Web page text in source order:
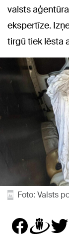
valsts
ekspertīze.
tirgū tiek lēsta
Foto: Valsts